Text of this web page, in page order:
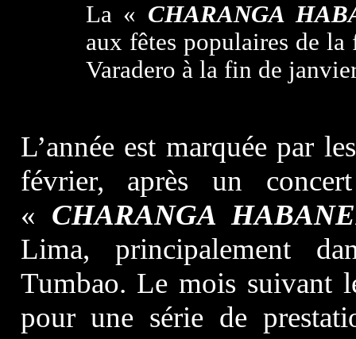
La « CHARANGA
aux fêtes populaires de la
Varadero à la fin de
L’année est marquée par
février, après un
« CHARANGA
Lima, principalement
Tumbao. Le mois suivant
pour une série de